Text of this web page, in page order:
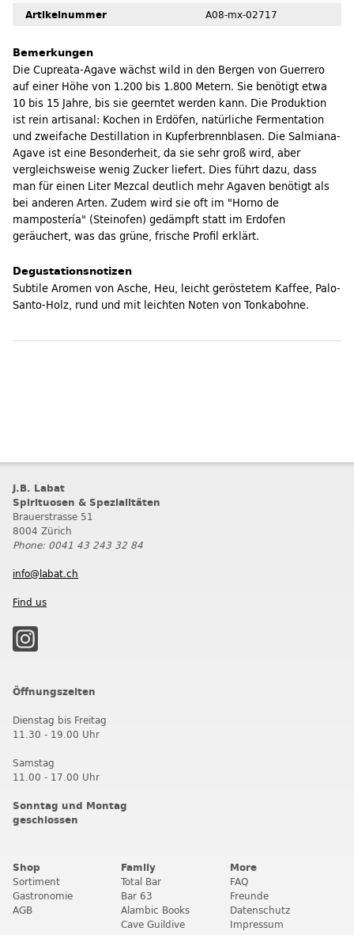
Artikelnummer
A08-mx-02717
Bemerkungen
Die Cupreata-Agave wächst wild in den Bergen von Guerrero
auf einer Höhe von 1.200 bis 1.800 Metern. Sie benötigt etwa
10 bis 15 Jahre, bis sie geerntet werden kann. Die Produktion
ist rein artisanal: Kochen in Erdöfen, natürliche Fermentation
und zweifache Destillation in Kupferbrennblasen. Die Salmiana-
Agave ist eine Besonderheit, da sie sehr groß wird, aber
vergleichsweise wenig Zucker liefert. Dies führt dazu, dass
man für einen Liter Mezcal deutlich mehr Agaven benötigt als
bei anderen Arten. Zudem wird sie oft im "Horno de
mampostería" (Steinofen) gedämpft statt im Erdofen
geräuchert, was das grüne, frische Profil erklärt.
Degustationsnotizen
Subtile Aromen von Asche, Heu, leicht geröstetem Kaffee, Palo-
Santo-Holz, rund und mit leichten Noten von Tonkabohne.
J.B. Labat
Spirituosen & Spezialitäten
Brauerstrasse 51
8004 Zürich
Phone: 0041 43 243 32 84
info@labat.ch
Find us
Öffnungszeiten
Dienstag bis Freitag
11.30 - 19.00 Uhr
Samstag
11.00 - 17.00 Uhr
Sonntag und Montag
geschlossen
Shop
Sortiment
Gastronomie
AGB
Family
Total Bar
Bar 63
Alambic Books
Cave Guildive
More
FAQ
Freunde
Datenschutz
Impressum